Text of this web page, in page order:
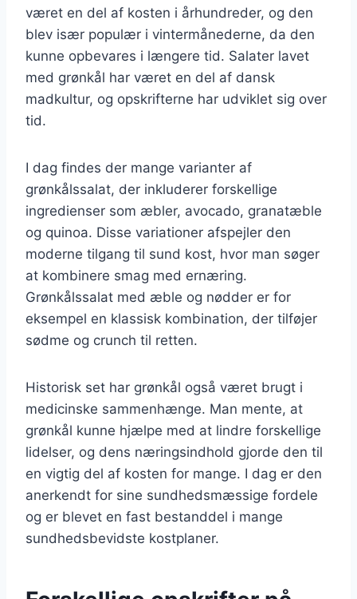
været en del af kosten i århundreder, og den
blev især populær i vintermånederne, da den
kunne opbevares i længere tid. Salater lavet
med grønkål har været en del af dansk
madkultur, og opskrifterne har udviklet sig over
tid.
I dag findes der mange varianter af
grønkålssalat, der inkluderer forskellige
ingredienser som æbler, avocado, granatæble
og quinoa. Disse variationer afspejler den
moderne tilgang til sund kost, hvor man søger
at kombinere smag med ernæring.
Grønkålssalat med æble og nødder er for
eksempel en klassisk kombination, der tilføjer
sødme og crunch til retten.
Historisk set har grønkål også været brugt i
medicinske sammenhænge. Man mente, at
grønkål kunne hjælpe med at lindre forskellige
lidelser, og dens næringsindhold gjorde den til
en vigtig del af kosten for mange. I dag er den
anerkendt for sine sundhedsmæssige fordele
og er blevet en fast bestanddel i mange
sundhedsbevidste kostplaner.